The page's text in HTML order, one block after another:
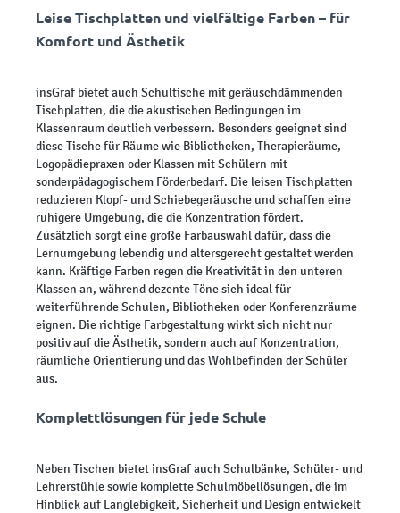
Leise Tischplatten und vielfältige Farben – für
Komfort und Ästhetik
insGraf bietet auch Schultische mit geräuschdämmenden
Tischplatten, die die akustischen Bedingungen im
Klassenraum deutlich verbessern. Besonders geeignet sind
diese Tische für Räume wie Bibliotheken, Therapieräume,
Logopädiepraxen oder Klassen mit Schülern mit
sonderpädagogischem Förderbedarf. Die leisen Tischplatten
reduzieren Klopf- und Schiebegeräusche und schaffen eine
ruhigere Umgebung, die die Konzentration fördert.
Zusätzlich sorgt eine große Farbauswahl dafür, dass die
Lernumgebung lebendig und altersgerecht gestaltet werden
kann. Kräftige Farben regen die Kreativität in den unteren
Klassen an, während dezente Töne sich ideal für
weiterführende Schulen, Bibliotheken oder Konferenzräume
eignen. Die richtige Farbgestaltung wirkt sich nicht nur
positiv auf die Ästhetik, sondern auch auf Konzentration,
räumliche Orientierung und das Wohlbefinden der Schüler
aus.
Komplettlösungen für jede Schule
Neben Tischen bietet insGraf auch Schulbänke, Schüler- und
Lehrerstühle sowie komplette Schulmöbellösungen, die im
Hinblick auf Langlebigkeit, Sicherheit und Design entwickelt